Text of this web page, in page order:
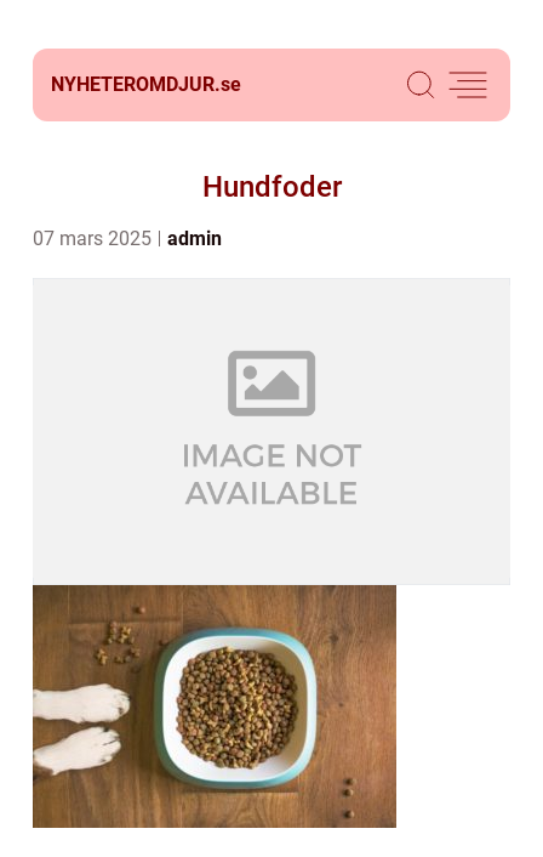
NYHETEROMDJUR.se
Hundfoder
07 mars 2025 admin